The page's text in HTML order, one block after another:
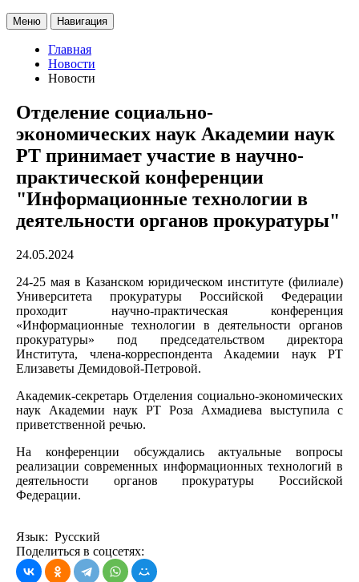
Меню Навигация
Главная
Новости
Новости
Отделение социально-
экономических наук Академии наук
РТ принимает участие в научно-
практической конференции
"Информационные технологии в
деятельности органов прокуратуры"
24.05.2024
24-25 мая в Казанском юридическом институте (филиале)
Университета прокуратуры Российской Федерации
проходит научно-практическая конференция
«Информационные технологии в деятельности органов
прокуратуры» под председательством директора
Института, члена-корреспондента Академии наук РТ
Елизаветы Демидовой-Петровой.
Академик-секретарь Отделения социально-экономических
наук Академии наук РТ Роза Ахмадиева выступила c
приветственной речью.
На конференции обсуждались актуальные вопросы
реализации современных информационных технологий в
деятельности органов прокуратуры Российской
Федерации.
Язык: Русский
Поделиться в соцсетях: